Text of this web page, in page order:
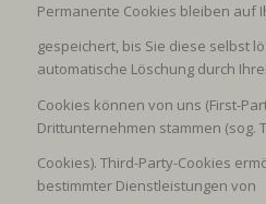
Permanente Cookies bleiben auf
gespeichert, bis Sie diese selbst
automatische Löschung durch
Cookies können von uns (First-
Drittunternehmen stammen (sog.
Cookies). Third-Party-Cookies
bestimmter Dienstleistungen von